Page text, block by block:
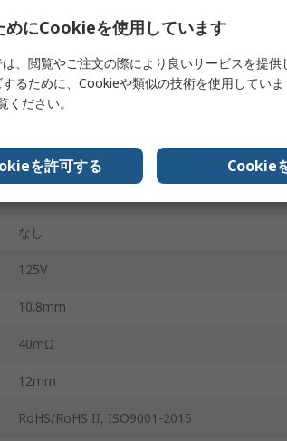
テープ/リール
-40°C
なし
125V
10.8mm
40mΩ
12mm
RoHS/RoHS II, ISO9001-2015
めにCookieを使用しています
、閲覧やご注文の際により良いサービスを提供
るために、Cookieや類似の技術を使用していま
ください。
を許可する Cookie